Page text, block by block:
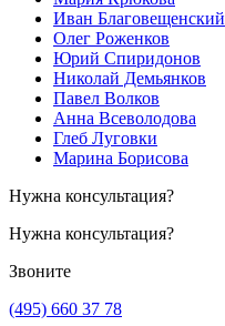
Иван Благовещенский
Олег Роженков
Юрий Спиридонов
Николай Демьянков
Павел Волков
Анна Всеволодова
Глеб Луговки
Марина Борисова
Нужна консультация?
Нужна консультация?
Звоните
(495) 660 37 78